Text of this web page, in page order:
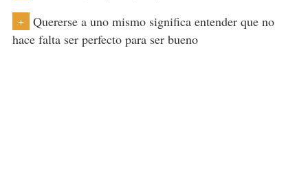
+
Quererse a uno mismo significa entender que no
hace falta ser perfecto para ser bueno